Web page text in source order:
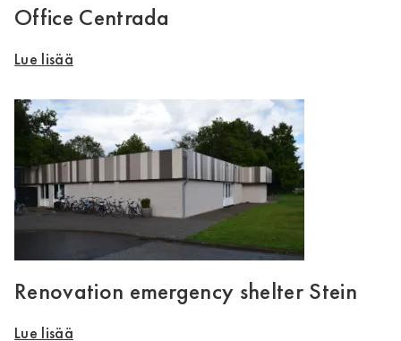
Office Centrada
Lue lisää
Renovation emergency shelter Stein
Lue lisää